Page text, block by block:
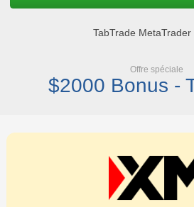
TabTrade MetaTrader
Offre spéciale
$2000 Bonus -